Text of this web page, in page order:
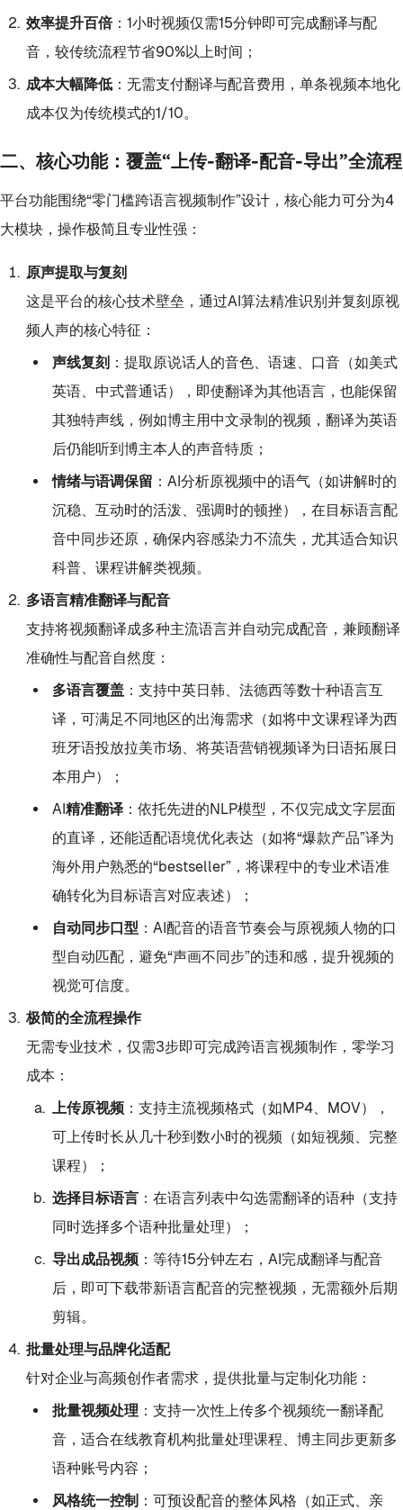
效率提升百倍：1小时视频仅需15分钟即可完成翻译与配
音，较传统流程节省90%以上时间；
成本大幅降低：无需支付翻译与配音费用，单条视频本地化
成本仅为传统模式的1/10。
二、核心功能：覆盖“上传-翻译-配音-导出”全流程
平台功能围绕“零门槛跨语言视频制作”设计，核心能力可分为4
大模块，操作极简且专业性强：
原声提取与复刻
这是平台的核心技术壁垒，通过AI算法精准识别并复刻原视
频人声的核心特征：
声线复刻 ：提取原说话人的音色、语速、口音（如美式
英语、中式普通话），即使翻译为其他语言，也能保留
其独特声线，例如博主用中文录制的视频，翻译为英语
后仍能听到博主本人的声音特质；
情绪与语调保留 ：AI分析原视频中的语气（如讲解时的
沉稳、互动时的活泼、强调时的顿挫），在目标语言配
音中同步还原，确保内容感染力不流失，尤其适合知识
科普、课程讲解类视频。
多语言精准翻译与配音
支持将视频翻译成多种主流语言并自动完成配音，兼顾翻译
准确性与配音自然度：
多语言覆盖：支持中英日韩、法德西等数十种语言互
译，可满足不同地区的出海需求（如将中文课程译为西
班牙语投放拉美市场、将英语营销视频译为日语拓展日
本用户）；
AI精准翻译：依托先进的NLP模型，不仅完成文字层面
的直译，还能适配语境优化表达（如将“爆款产品”译为
海外用户熟悉的“bestseller”，将课程中的专业术语准
确转化为目标语言对应表述）；
自动同步口型 ：AI配音的语音节奏会与原视频人物的口
型自动匹配，避免“声画不同步”的违和感，提升视频的
视觉可信度。
极简的全流程操作
无需专业技术，仅需3步即可完成跨语言视频制作，零学习
成本：
上传原视频：支持主流视频格式（如MP4、MOV），
可上传时长从几十秒到数小时的视频（如短视频、完整
课程）；
选择目标语言：在语言列表中勾选需翻译的语种（支持
同时选择多个语种批量处理）；
导出成品视频：等待15分钟左右，AI完成翻译与配音
后，即可下载带新语言配音的完整视频，无需额外后期
剪辑。
批量处理与品牌化适配
针对企业与高频创作者需求，提供批量与定制化功能：
批量视频处理 ：支持一次性上传多个视频统一翻译配
音，适合在线教育机构批量处理课程、博主同步更新多
语种账号内容；
风格统一控制 ：可预设配音的整体风格（如正式、亲